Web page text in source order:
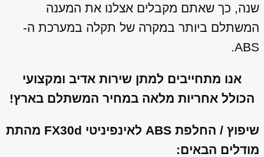
שנה, כך שאתם מקבלים אצלנו את המענה
המשתלם ביותר במקרה של תקלה במערכת ה-
ABS.
אנו מתחייבים למתן שירות אדיב ומקצועי
הכולל אחריות מלאה במחיר המשתלם בארץ!
שיפוץ / החלפת ABS לאינפיניטי FX30d מהתת
מודלים הבאים: